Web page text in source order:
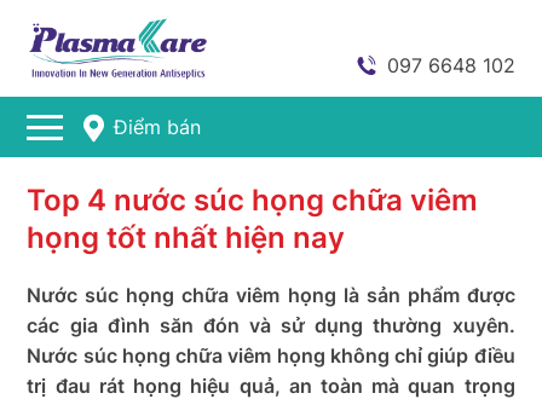
097 6648 102
Điểm bán
Top 4 nước súc họng chữa viêm
họng tốt nhất hiện nay
Nước súc họng chữa viêm họng là sản phẩm được
các gia đình săn đón và sử dụng thường xuyên.
Nước súc họng chữa viêm họng không chỉ giúp điều
trị đau rát họng hiệu quả, an toàn mà quan trọng